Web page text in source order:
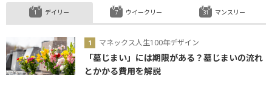
デイリー
マネックス人生100年デザイン
「墓じまい」には期限がある？墓じまいの流れ
とかかる費用を解説
ウイークリー マンスリー